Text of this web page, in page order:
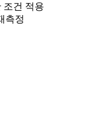
조건 적용
측정